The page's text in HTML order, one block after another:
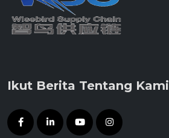
Ikut Berita Tentang Kami